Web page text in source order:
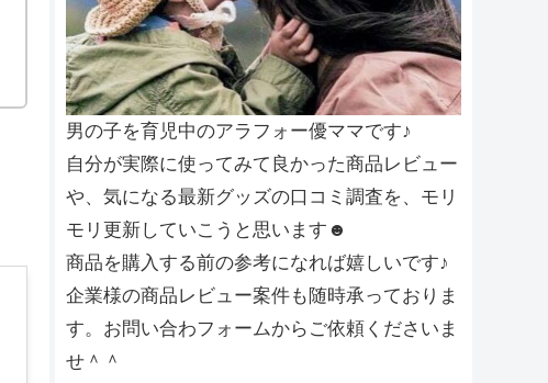
男の子を育児中のアラフォー優ママです♪
自分が実際に使ってみて良かった商品レビュー
や、気になる最新グッズの口コミ調査を、モリ
モリ更新していこうと思います☻
商品を購入する前の参考になれば嬉しいです♪
企業様の商品レビュー案件も随時承っておりま
す。お問い合わフォームからご依頼くださいま
せ＾＾